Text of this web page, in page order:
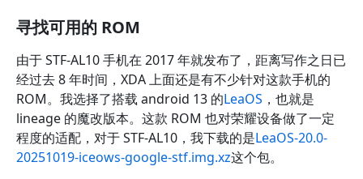
寻找可用的 ROM
由于 STF-AL10 手机在 2017 年就发布了，距离写作之日已
经过去 8 年时间，XDA 上面还是有不少针对这款手机的
ROM。我选择了搭载 android 13 的LeaOS ，也就是
lineage 的魔改版本。这款 ROM 也对荣耀设备做了一定
程度的适配，对于 STF-AL10，我下载的是LeaOS-20.0-
20251019-iceows-google-stf.img.xz这个包。